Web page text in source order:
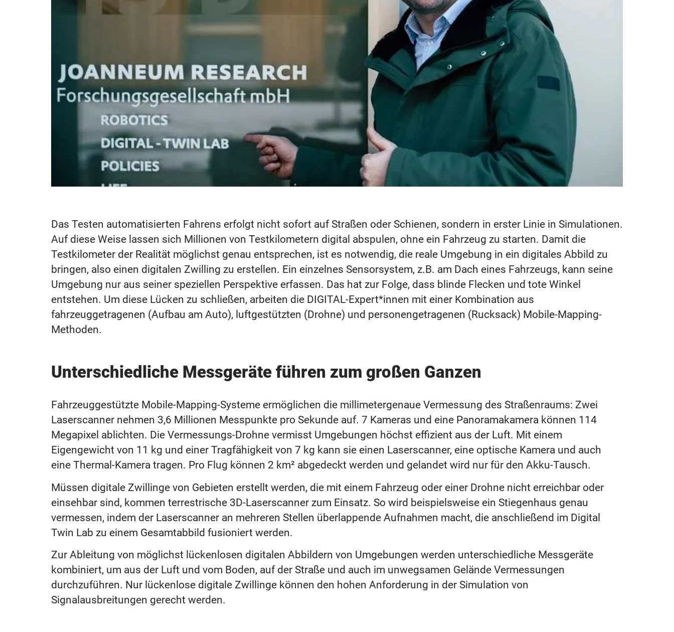
Das Testen automatisierten Fahrens erfolgt nicht sofort auf Straßen oder Schienen, sondern in erster Linie in Simulationen.
Auf diese Weise lassen sich Millionen von Testkilometern digital abspulen, ohne ein Fahrzeug zu starten. Damit die
Testkilometer der Realität möglichst genau entsprechen, ist es notwendig, die reale Umgebung in ein digitales Abbild zu
bringen, also einen digitalen Zwilling zu erstellen. Ein einzelnes Sensorsystem, z.B. am Dach eines Fahrzeugs, kann seine
Umgebung nur aus seiner speziellen Perspektive erfassen. Das hat zur Folge, dass blinde Flecken und tote Winkel
entstehen. Um diese Lücken zu schließen, arbeiten die DIGITAL-Expert*innen mit einer Kombination aus
fahrzeuggetragenen (Aufbau am Auto), luftgestützten (Drohne) und personengetragenen (Rucksack) Mobile-Mapping-
Methoden.
Unterschiedliche Messgeräte führen zum großen Ganzen
Fahrzeuggestützte Mobile-Mapping-Systeme ermöglichen die millimetergenaue Vermessung des Straßenraums: Zwei
Laserscanner nehmen 3,6 Millionen Messpunkte pro Sekunde auf. 7 Kameras und eine Panoramakamera können 114
Megapixel ablichten. Die Vermessungs-Drohne vermisst Umgebungen höchst effizient aus der Luft. Mit einem
Eigengewicht von 11 kg und einer Tragfähigkeit von 7 kg kann sie einen Laserscanner, eine optische Kamera und auch
eine Thermal-Kamera tragen. Pro Flug können 2 km² abgedeckt werden und gelandet wird nur für den Akku-Tausch.
Müssen digitale Zwillinge von Gebieten erstellt werden, die mit einem Fahrzeug oder einer Drohne nicht erreichbar oder
einsehbar sind, kommen terrestrische 3D-Laserscanner zum Einsatz. So wird beispielsweise ein Stiegenhaus genau
vermessen, indem der Laserscanner an mehreren Stellen überlappende Aufnahmen macht, die anschließend im Digital
Twin Lab zu einem Gesamtabbild fusioniert werden.
Zur Ableitung von möglichst lückenlosen digitalen Abbildern von Umgebungen werden unterschiedliche Messgeräte
kombiniert, um aus der Luft und vom Boden, auf der Straße und auch im unwegsamen Gelände Vermessungen
durchzuführen. Nur lückenlose digitale Zwillinge können den hohen Anforderung in der Simulation von
Signalausbreitungen gerecht werden.